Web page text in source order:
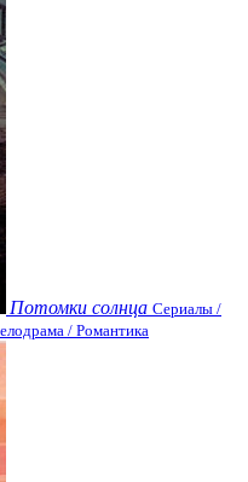
Потомки солнца Сериалы /
/ Романтика